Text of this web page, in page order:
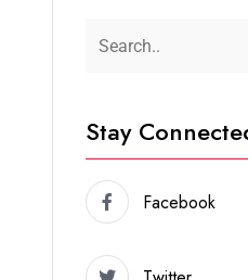
Stay
Facebook